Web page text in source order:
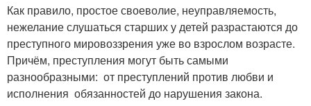
Как правило, простое своеволие, неуправляемость,
нежелание слушаться старших у детей разрастаются до
преступного мировоззрения уже во взрослом возрасте.
Причём, преступления могут быть самыми
разнообразными: от преступлений против любви и
исполнения обязанностей до нарушения закона.